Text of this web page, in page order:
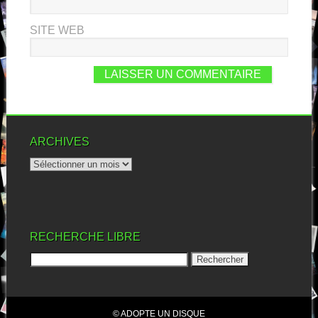
SITE WEB
ARCHIVES
RECHERCHE LIBRE
© ADOPTE UN DISQUE